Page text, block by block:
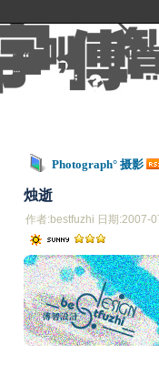
Photograph° 摄影
烛逝
作者:bestfuzhi 日期:2007-